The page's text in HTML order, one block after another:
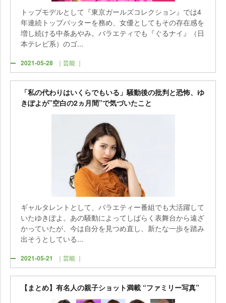
トップモデルとして『東京ガールズコレクション』では4
年連続トップバッターを務め、女優としてもその存在感を
増し続ける中条あやみ。バラエティでも『ぐるナイ』（日
本テレビ系）のゴ...
2021-05-28 ｜芸能 ｜
「私の代わりはいくらでもいる」騒動後の批判と恐怖、ゆ
きぽよが”空白の2ヵ月間”で気づいたこと
ギャルタレントとして、バラエティー番組でも大活躍して
いたゆきぽよ。あの騒動によってしばらく表舞台から遠ざ
かっていたが、今は自分を見つめ直し、新たな一歩を踏み
出そうとしている...
2021-05-21 ｜芸能 ｜
【まとめ】有名人の親子ショット満載 “ファミリー写真”